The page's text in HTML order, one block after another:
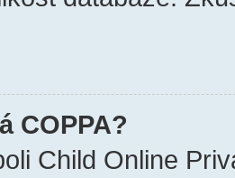
COPPA?
Child Online